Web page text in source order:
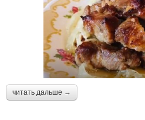
читать дальше →